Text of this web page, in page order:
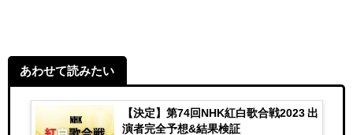
あわせて読みたい
【決定】第74回NHK紅白歌合戦2023 出
演者完全予想&結果検証